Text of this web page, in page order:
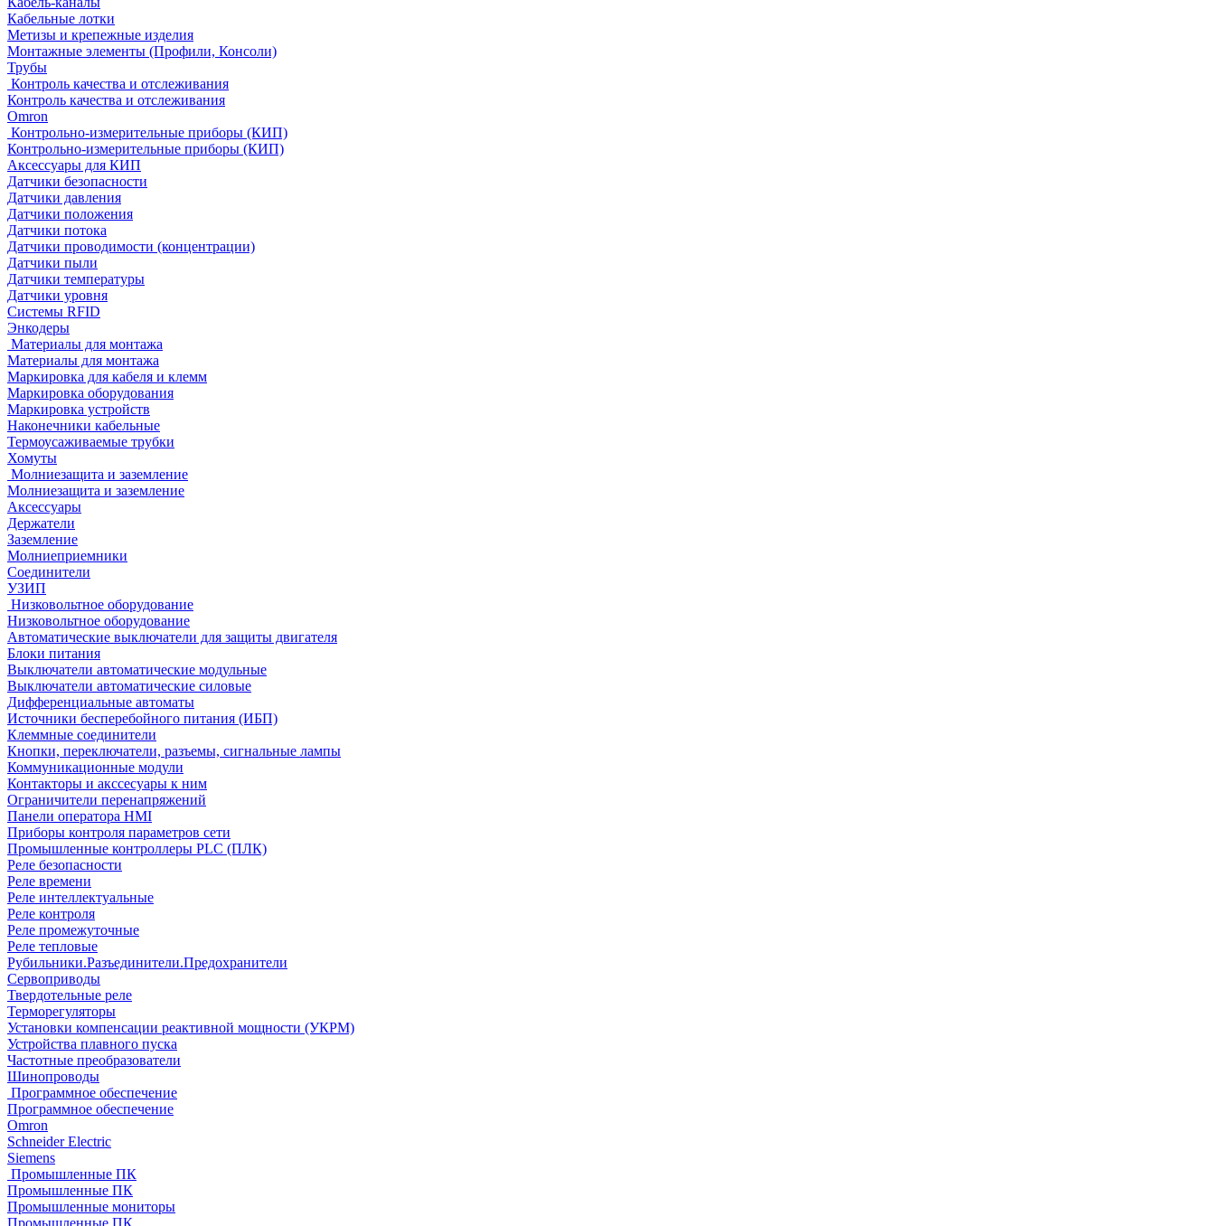
Кабельные лотки
Метизы и крепежные изделия
Монтажные элементы (Профили, Консоли)
Трубы
Контроль качества и отслеживания
Контроль качества и отслеживания
Omron
Контрольно-измерительные приборы (КИП)
Контрольно-измерительные приборы (КИП)
Аксессуары для КИП
Датчики безопасности
Датчики давления
Датчики положения
Датчики потока
Датчики проводимости (концентрации)
Датчики пыли
Датчики температуры
Датчики уровня
Системы RFID
Энкодеры
Материалы для монтажа
Материалы для монтажа
Маркировка для кабеля и клемм
Маркировка оборудования
Маркировка устройств
Наконечники кабельные
Термоусаживаемые трубки
Хомуты
Молниезащита и заземление
Молниезащита и заземление
Аксессуары
Держатели
Заземление
Молниеприемники
Соединители
УЗИП
Низковольтное оборудование
Низковольтное оборудование
Автоматические выключатели для защиты двигателя
Блоки питания
Выключатели автоматические модульные
Выключатели автоматические силовые
Дифференциальные автоматы
Источники бесперебойного питания (ИБП)
Клеммные соединители
Кнопки, переключатели, разъемы, сигнальные лампы
Коммуникационные модули
Контакторы и акссесуары к ним
Ограничители перенапряжений
Панели оператора HMI
Приборы контроля параметров сети
Промышленные контроллеры PLC (ПЛК)
Реле безопасности
Реле времени
Реле интеллектуальные
Реле контроля
Реле промежуточные
Реле тепловые
Рубильники.Разъединители.Предохранители
Сервоприводы
Твердотельные реле
Терморегуляторы
Установки компенсации реактивной мощности (УКРМ)
Устройства плавного пуска
Частотные преобразователи
Шинопроводы
Программное обеспечение
Программное обеспечение
Omron
Schneider Electric
Siemens
Промышленные ПК
Промышленные ПК
Промышленные мониторы
Промышленные ПК